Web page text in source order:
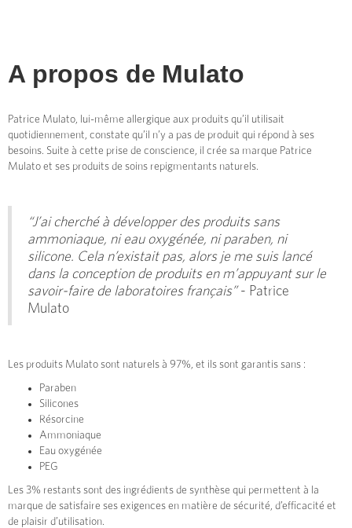
A propos de Mulato
Patrice Mulato, lui-même allergique aux produits qu’il utilisait
quotidiennement, constate qu’il n’y a pas de produit qui répond à ses
besoins. Suite à cette prise de conscience, il crée sa marque Patrice
Mulato et ses produits de soins repigmentants naturels.
“J’ai cherché à développer des produits sans
ammoniaque, ni eau oxygénée, ni paraben, ni
silicone. Cela n’existait pas, alors je me suis lancé
dans la conception de produits en m’appuyant sur le
savoir-faire de laboratoires français”- Patrice
Mulato
Les produits Mulato sont naturels à 97%, et ils sont garantis sans :
Paraben
Silicones
Résorcine
Ammoniaque
Eau oxygénée
PEG
Les 3% restants sont des ingrédients de synthèse qui permettent à la
marque de satisfaire ses exigences en matière de sécurité, d’efficacité et
de plaisir d’utilisation.